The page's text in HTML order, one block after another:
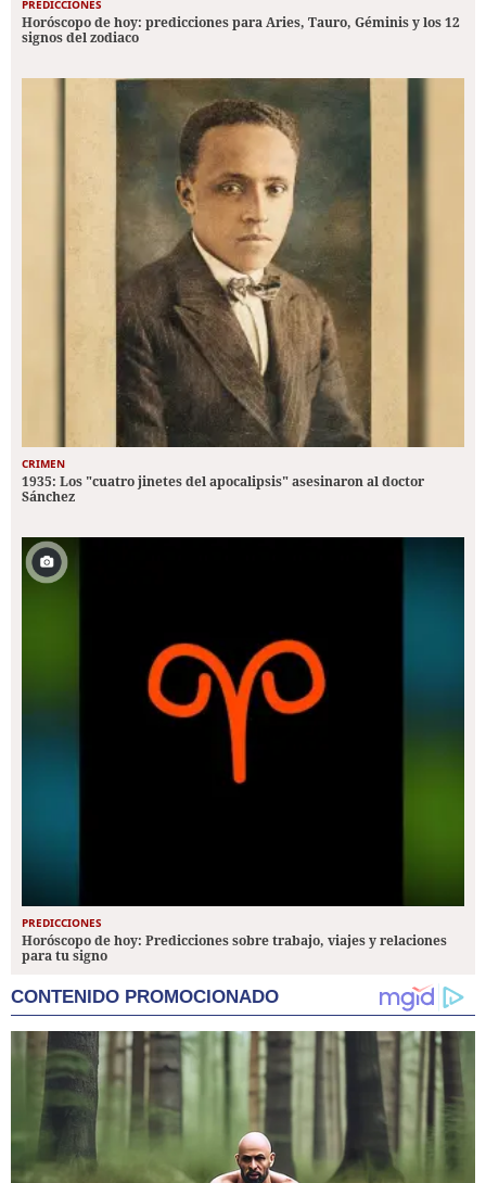
PREDICCIONES
Horóscopo de hoy: predicciones para Aries, Tauro, Géminis y los 12
signos del zodiaco
CRIMEN
1935: Los "cuatro jinetes del apocalipsis" asesinaron al doctor
Sánchez
PREDICCIONES
Horóscopo de hoy: Predicciones sobre trabajo, viajes y relaciones
para tu signo
CONTENIDO PROMOCIONADO